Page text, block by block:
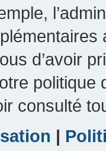
d’avoir
consulté
|